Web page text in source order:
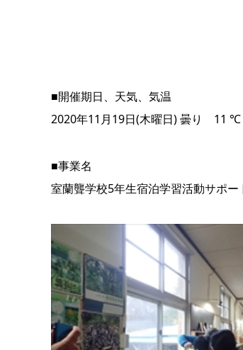
■開催期日、天気、気温
2020年11月19日(木曜日) 曇り 11
■事業名
室蘭聾学校5年生宿泊学習活動サポー